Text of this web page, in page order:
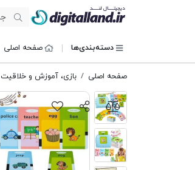
دسته‌بندی‌ها صفحه اصلی
صفحه اصلی بازی، آموزش و خلاقیت